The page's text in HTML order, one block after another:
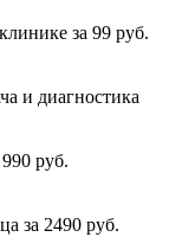
за 99 руб.
и диагностика
990 руб.
за 2490 руб.